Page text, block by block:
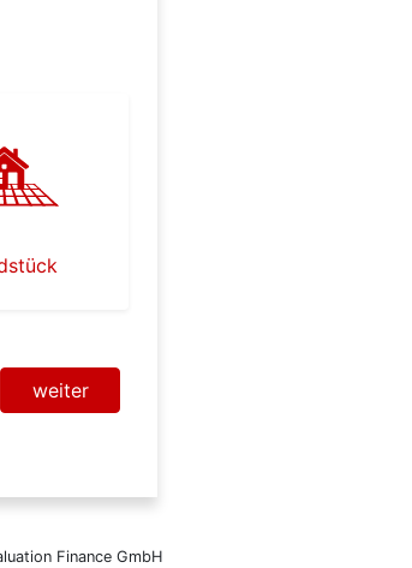
weiter
System weiter
Finance GmbH